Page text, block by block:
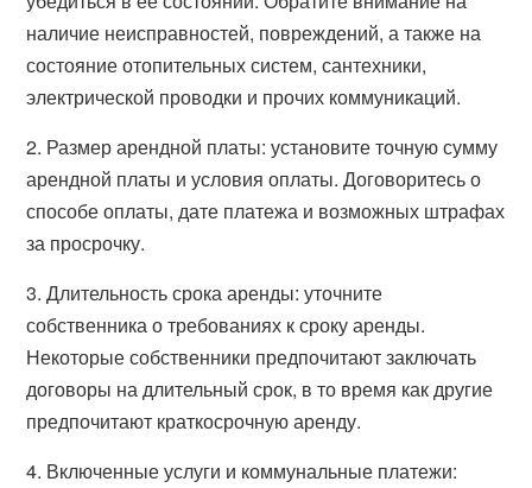
наличие неисправностей, повреждений, а также на
состояние отопительных систем, сантехники,
электрической проводки и прочих коммуникаций.
2. Размер арендной платы: установите точную сумму
арендной платы и условия оплаты. Договоритесь о
способе оплаты, дате платежа и возможных штрафах
за просрочку.
3. Длительность срока аренды: уточните
собственника о требованиях к сроку аренды.
Некоторые собственники предпочитают заключать
договоры на длительный срок, в то время как другие
предпочитают краткосрочную аренду.
4. Включенные услуги и коммунальные платежи: